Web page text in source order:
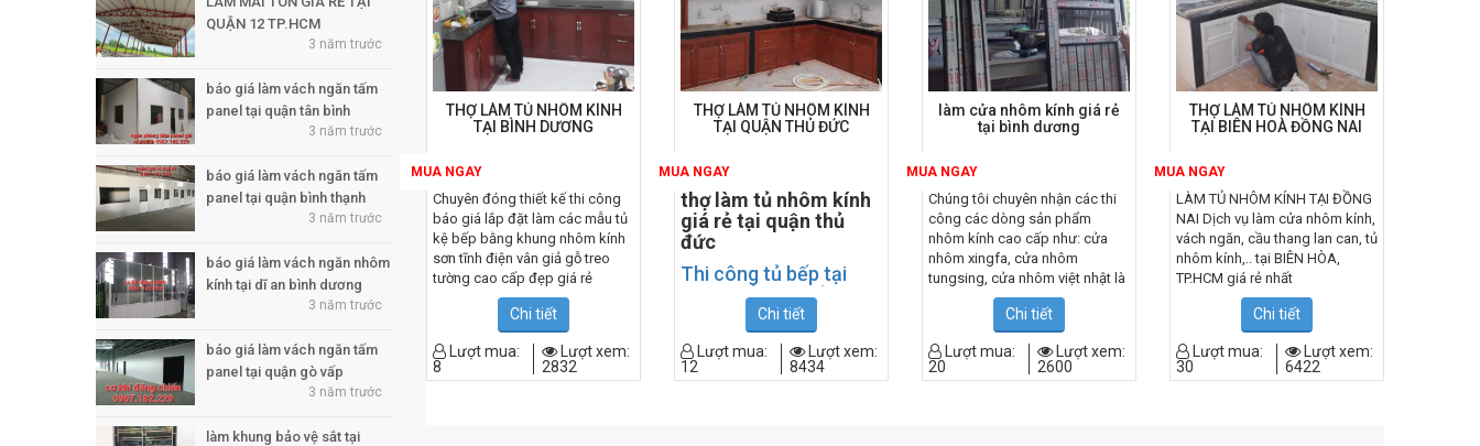
QUẬN 12 TP.HCM
3 năm trước
báo giá làm vách ngăn tấm
panel tại quận tân bình
3 năm trước
báo giá làm vách ngăn tấm
panel tại quận bình thạnh
3 năm trước
báo giá làm vách ngăn nhôm
kính tại dĩ an bình dương
3 năm trước
báo giá làm vách ngăn tấm
panel tại quận gò vấp
3 năm trước
làm khung bảo vệ sắt tại
công ty uy tín - chất lượng -
thẩm mỹ
vực thi công - thiết
kế các sản phẩm từ
nhôm kính. Đến với
chúng tôi quý khách
khi làm việc với
chúng tôi.
THỢ LÀM TỦ NHÔM KÍNH
TẠI BÌNH DƯƠNG
MUA NGAY
Chuyên đóng thiết kế thi công
báo giá lắp đặt làm các mẫu tủ
kệ bếp bằng khung nhôm kính
sơn tĩnh điện vân giả gỗ treo
tường cao cấp đẹp giá rẻ
Chi tiết
Lượt mua:
8
Lượt xem:
2832
THỢ LÀM TỦ NHÔM KÍNH
TẠI QUẬN THỦ ĐỨC
MUA NGAY
thợ làm tủ nhôm kính
giá rẻ tại quận thủ
đức
Thi công tủ bếp tại
quận thủ đức, lắp đặt
tủ bếp cao cấp tại
quận thủ đức với giá
hợp lý. Địa chỉ đóng tủ
bếp tại tp.hcm, làm tủ
Chi tiết
Lượt mua:
12
Lượt xem:
8434
làm cửa nhôm kính giá rẻ
tại bình dương
MUA NGAY
Chúng tôi chuyên nhận các thi
công các dòng sản phẩm
nhôm kính cao cấp như: cửa
nhôm xingfa, cửa nhôm
tungsing, cửa nhôm việt nhật là
những dòng cửa nhôm được
nhập khẩu 100% cam kết chính
hãng, đúng xuất sứ, với giá
thành rẻ nhất trên thị trường tỉnh
bình dương hiện nay.
Chi tiết
Lượt mua:
20
Lượt xem:
2600
THỢ LÀM TỦ NHÔM KÍNH
TẠI BIÊN HOÀ ĐỒNG NAI
MUA NGAY
LÀM TỦ NHÔM KÍNH TẠI ĐỒNG
NAI Dịch vụ làm cửa nhôm kính,
vách ngăn, cầu thang lan can, tủ
nhôm kính,.. tại BIÊN HÒA,
TP.HCM giá rẻ nhất
Chi tiết
Lượt mua:
30
Lượt xem:
6422